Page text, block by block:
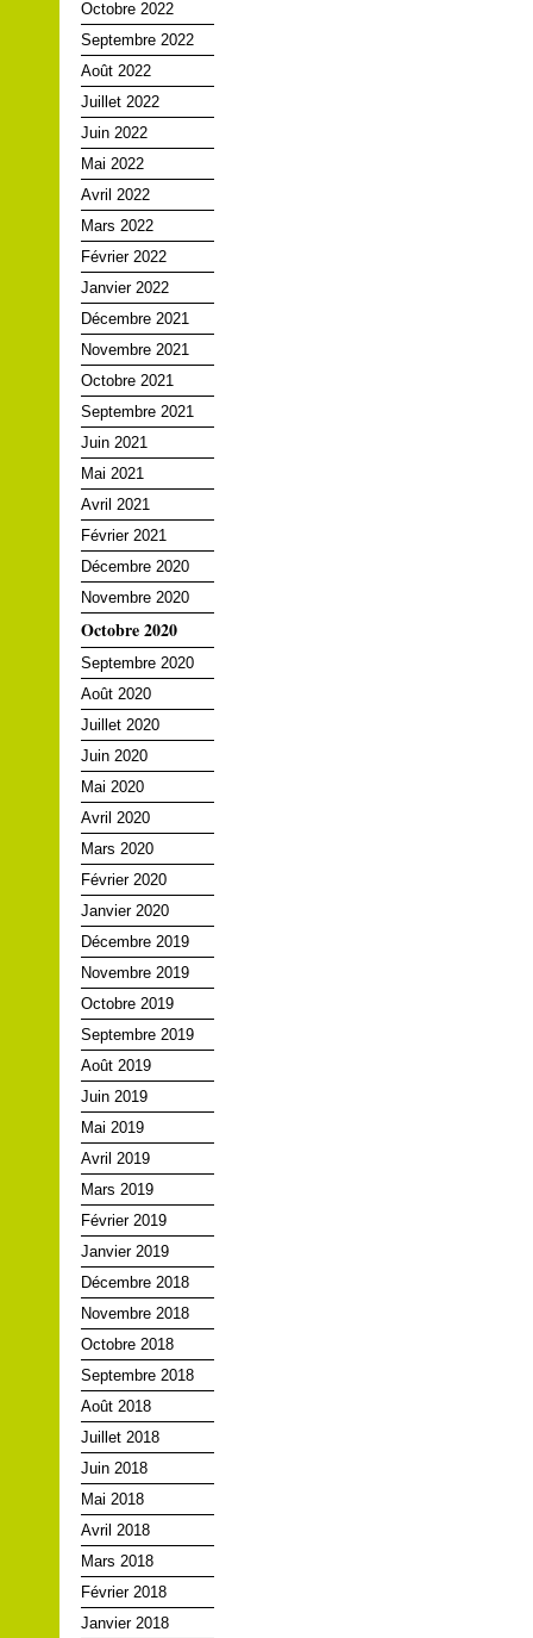
Octobre 2022
Septembre 2022
Août 2022
Juillet 2022
Juin 2022
Mai 2022
Avril 2022
Mars 2022
Février 2022
Janvier 2022
Décembre 2021
Novembre 2021
Octobre 2021
Septembre 2021
Juin 2021
Mai 2021
Avril 2021
Février 2021
Décembre 2020
Novembre 2020
Octobre 2020
Septembre 2020
Août 2020
Juillet 2020
Juin 2020
Mai 2020
Avril 2020
Mars 2020
Février 2020
Janvier 2020
Décembre 2019
Novembre 2019
Octobre 2019
Septembre 2019
Août 2019
Juin 2019
Mai 2019
Avril 2019
Mars 2019
Février 2019
Janvier 2019
Décembre 2018
Novembre 2018
Octobre 2018
Septembre 2018
Août 2018
Juillet 2018
Juin 2018
Mai 2018
Avril 2018
Mars 2018
Février 2018
Janvier 2018